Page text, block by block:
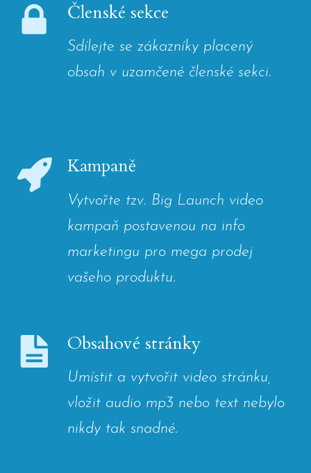
Členské sekce
Sdílejte se zákazníky placený
obsah v uzamčené členské sekci.
Kampaně
Vytvořte tzv. Big Launch video
kampaň postavenou na info
marketingu pro mega prodej
vašeho produktu.
Obsahové stránky
Umístit a vytvořit video stránku,
vložit audio mp3 nebo text nebylo
nikdy tak snadné.